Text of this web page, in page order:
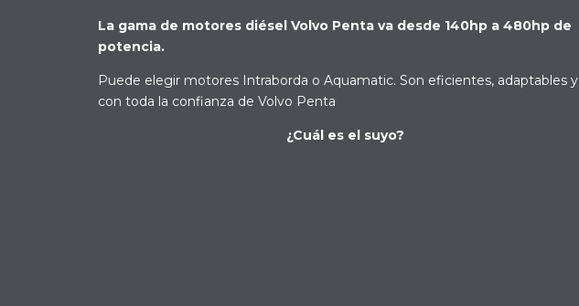
La gama de motores diésel Volvo Penta va desde 140hp a 480hp de
potencia.
Puede elegir motores Intraborda o Aquamatic. Son eficientes, adaptables y
con toda la confianza de Volvo Penta
¿Cuál es el suyo?